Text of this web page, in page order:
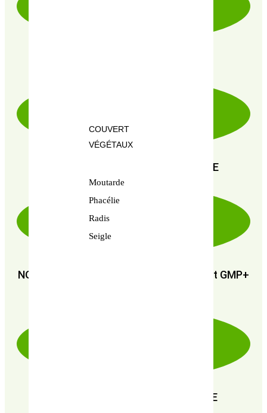
COUVERT
VÉGÉTAUX
Moutarde
Phacélie
Radis
Seigle
PAIEMENT SÉCURISÉ 100% FIABLE
NOUS SOMMES CERTIFIÉS : GMP+ FSA et GMP+
EN RECHERCHE PERPÉTUELLE DE